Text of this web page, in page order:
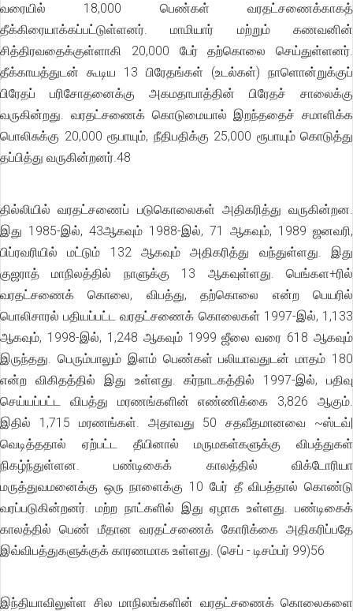
வரையில் 18,000 பெண்கள் வரதட்சணைக்காகத்
தீக்கிரையாக்கப்பட்டுள்ளனர். மாமியார் மற்றும் கணவனின்
சித்திரவதைக்குள்ளாகி 20,000 பேர் தற்கொலை செய்துள்ளனர்.
தீக்காயத்துடன் கூடிய 13 பிரேதங்கள் (உடல்கள்) நாளொன்றுக்குப்
பிரேதப் பரிசோதனைக்கு அகமதாபாத்தின் பிரேதச் சாலைக்கு
வருகின்றது. வரதட்சணைக் கொடுமையால் இறந்ததைச் சமாளிக்க
பொலிசுக்கு 20,000 ரூபாயும், நீதிபதிக்கு 25,000 ரூபாயும் கொடுத்து
தப்பித்து வருகின்றனர்.48
தில்லியில் வரதட்சணைப் படுகொலைகள் அதிகரித்து வருகின்றன.
இது 1985-இல், 43ஆகவும் 1988-இல், 71 ஆகவும், 1989 ஜனவரி,
பிப்ரவரியில் மட்டும் 132 ஆகவும் அதிகரித்து வந்துள்ளது. இது
குஜராத் மாநிலத்தில் நாளுக்கு 13 ஆகவுள்ளது. பெங்கள+ரில்
வரதட்சணைக் கொலை, விபத்து, தற்கொலை என்ற பெயரில்
பொலிசாரல் பதியப்பட்ட வரதட்சணைக் கொலைகள் 1997-இல், 1,133
ஆகவும், 1998-இல், 1,248 ஆகவும் 1999 ஜீலை வரை 618 ஆகவும்
இருந்தது. பெரும்பாலும் இளம் பெண்கள் பலியாவதுடன் மாதம் 180
என்ற விகிதத்தில் இது உள்ளது. கர்நாடகத்தில் 1997-இல், பதிவு
செய்யப்பட்ட விபத்து மரணங்களின் எண்ணிக்கை 3,826 ஆகும்.
இதில் 1,715 மரணங்கள். அதாவது 50 சதவீதமானவை ~ஸ்டவ்|
வெடித்ததால் ஏற்பட்ட தீயினால் மருமகள்களுக்கு விபத்துகள்
நிகழ்ந்துள்ளன. பண்டிகைக் காலத்தில் விக்டோரியா
மருத்துவமனைக்கு ஒரு நாளைக்கு 10 பேர் தீ விபத்தால் கொண்டு
வரப்படுகின்றனர். மற்ற நாட்களில் இது ஏழாக உள்ளது. பண்டிகைக்
காலத்தில் பெண் மீதான வரதட்சணைக் கோரிக்கை அதிகரிப்பதே
இவ்விபத்துகளுக்குக் காரணமாக உள்ளது. (செப் - டிசம்பர் 99)56
இந்தியாவிலுள்ள சில மாநிலங்களின் வரதட்சணைக் கொலைகளை